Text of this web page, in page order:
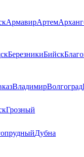
АрмавирАртем
БерезникиБийск
ВладимирВолгоград
Грозный
Дубна